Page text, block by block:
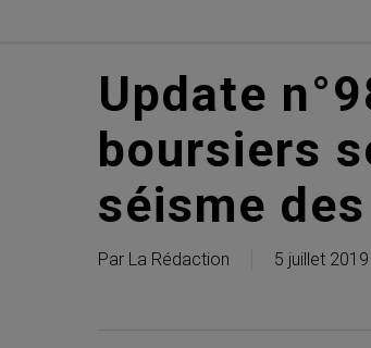
Update
boursiers
séisme
Par La Rédaction 5 juillet 2019